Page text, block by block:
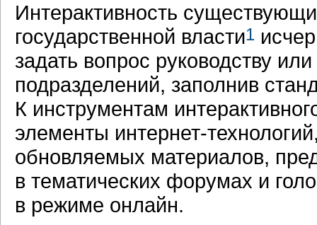
Интерактивность
государственной власти1
задать вопрос руководству
подразделений, заполнив
К инструментам
элементы интернет-
обновляемых материалов,
в тематических форумах и
в режиме онлайн.